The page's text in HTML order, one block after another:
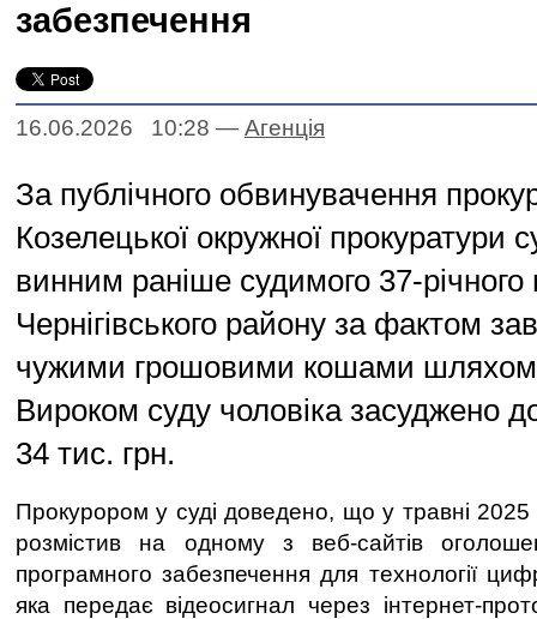
забезпечення
16.06.2026 10:28 — Агенцiя
За публічного обвинувачення
Козелецької окружної прокуратури
винним раніше судимого 37-
Чернігівського району за фактом
чужими грошовими кошами
Вироком суду чоловіка засуджено
34 тис. грн.
Прокурором у суді доведено, що у травні
розмістив на одному з веб-сайтів
програмного забезпечення для технології
яка передає відеосигнал через інтернет-